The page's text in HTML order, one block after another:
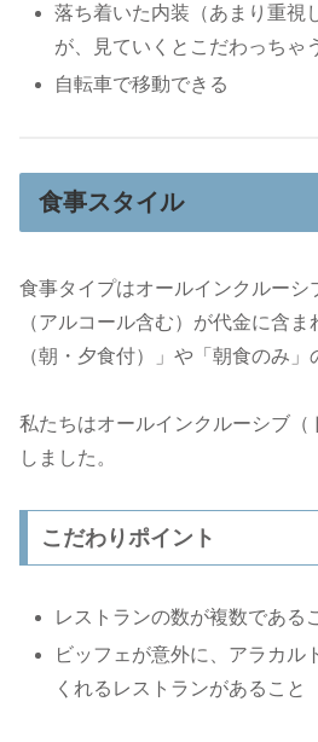
落ち着いた内装（あまり重視
が、見ていくとこだわっちゃ
自転車で移動できる
食事スタイル
食事タイプはオールインクルーシ
（アルコール含む）が代金に含
（朝・夕食付）」や「朝食のみ」
私たちはオールインクルーシブ（
しました。
こだわりポイント
レストランの数が複数である
ビッフェが意外に、アラカル
くれるレストランがあること